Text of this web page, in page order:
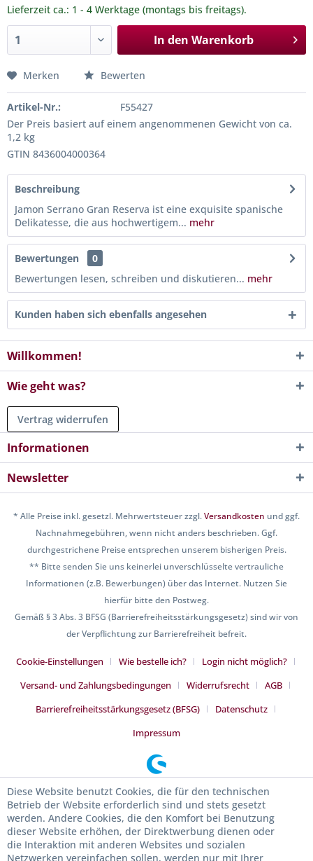
Lieferzeit ca.: 1 - 4 Werktage (montags bis freitags).
In den Warenkorb
Merken Bewerten
Artikel-Nr.:
F55427
Der Preis basiert auf einem angenommenen Gewicht von ca.
1,2 kg
GTIN 8436004000364
Beschreibung
Jamon Serrano Gran Reserva ist eine exquisite spanische
Delikatesse, die aus hochwertigem... mehr
Bewertungen
0
Bewertungen lesen, schreiben und diskutieren... mehr
Kunden haben sich ebenfalls angesehen
Willkommen!
Wie geht was?
Vertrag widerrufen
Informationen
Newsletter
* Alle Preise inkl. gesetzl. Mehrwertsteuer zzgl.Versandkosten und ggf.
Nachnahmegebühren, wenn nicht anders beschrieben. Ggf.
durchgestrichene Preise entsprechen unserem bisherigen Preis.
** Bitte senden Sie uns keinerlei unverschlüsselte vertrauliche
Informationen (z.B. Bewerbungen) über das Internet. Nutzen Sie
hierfür bitte den Postweg.
Gemäß § 3 Abs. 3 BFSG (Barrierefreiheitsstärkungsgesetz) sind wir von
der Verpflichtung zur Barrierefreiheit befreit.
Cookie-Einstellungen Wie bestelle ich?
Login nicht möglich?
Versand- und Zahlungsbedingungen
Widerrufsrecht
AGB
Barrierefreiheitsstärkungsgesetz (BFSG)
Datenschutz
Impressum
Diese Website benutzt Cookies, die für den technischen
Betrieb der Website erforderlich sind und stets gesetzt
werden. Andere Cookies, die den Komfort bei Benutzung
dieser Website erhöhen, der Direktwerbung dienen oder
die Interaktion mit anderen Websites und sozialen
Netzwerken vereinfachen sollen, werden nur mit Ihrer